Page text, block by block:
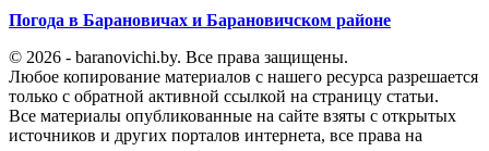
Погода в Барановичах и Барановичском районе
© 2026 - baranovichi.by. Все права защищены.
Любое копирование материалов с нашего ресурса разрешается
только с обратной активной ссылкой на страницу статьи.
Все материалы опубликованные на сайте взяты с открытых
источников и других порталов интернета, все права на